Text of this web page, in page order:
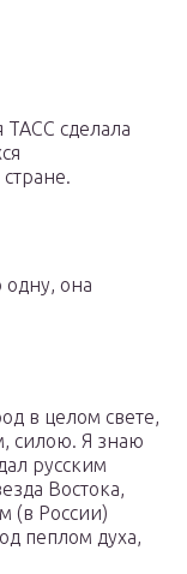
сделала
одну, она
в целом свете,
силою. Я знаю
русским
Востока,
(в России)
пеплом духа,